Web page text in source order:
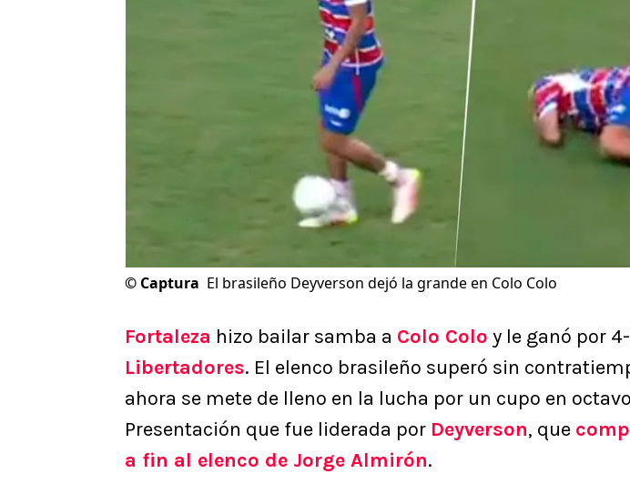
© Captura El brasileño Deyverson dejó la grande en Colo Colo
Fortaleza hizo bailar samba a Colo Colo y le ganó por
Libertadores. El elenco brasileño superó sin
ahora se mete de lleno en la lucha por un cupo en
Presentación que fue liderada por Deyverson, que
a fin al elenco de Jorge Almirón.